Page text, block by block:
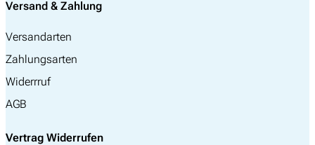
Versand & Zahlung
Versandarten
Zahlungsarten
Widerrruf
AGB
Vertrag Widerrufen